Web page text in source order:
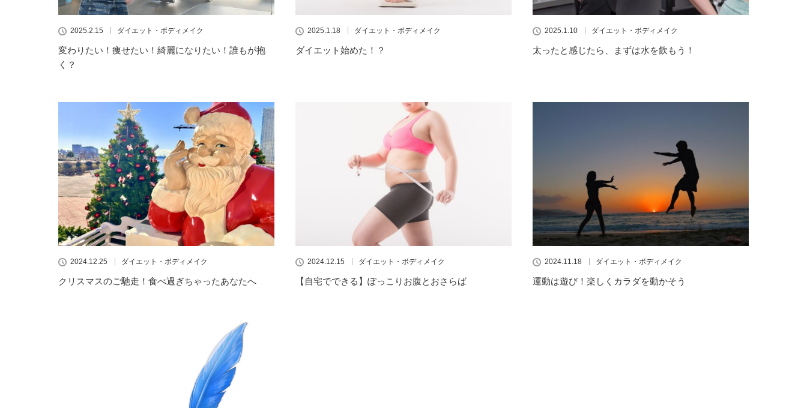
2025.2.15 ダイエット・ボディメイク
変わりたい！痩せたい！綺麗になりたい！誰もが抱
く？
2025.1.18 ダイエット・ボディメイク
ダイエット始めた！？
2025.1.10 ダイエット・ボディメイク
太ったと感じたら、まずは水を飲もう！
2024.12.25 ダイエット・ボディメイク
クリスマスのご馳走！食べ過ぎちゃったあなたへ
2024.12.15 ダイエット・ボディメイク
【自宅でできる】ぽっこりお腹とおさらば
2024.11.18 ダイエット・ボディメイク
運動は遊び！楽しくカラダを動かそう